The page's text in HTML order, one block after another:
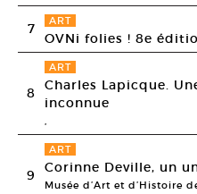
7 ART
OVNi folies ! 8e
8
ART
Charles Lapicque.
inconnue
,
9
ART
Corinne Deville, un
Musée d’Art et d’Histoire